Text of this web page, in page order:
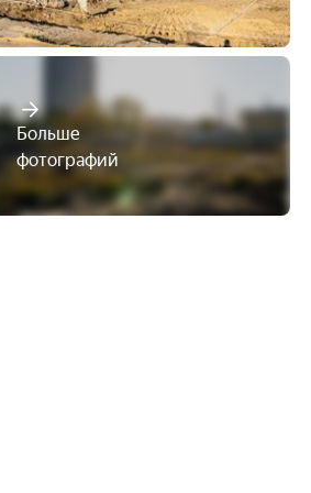
Больше
фотографий